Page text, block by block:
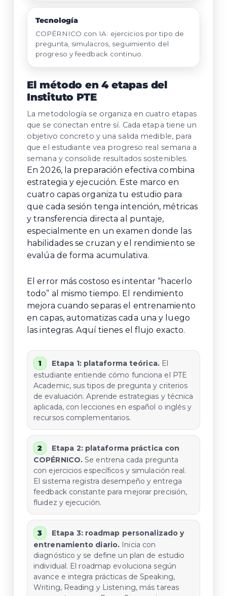
Tecnología
COPÉRNICO con IA: ejercicios por tipo de
pregunta, simulacros, seguimiento del
progreso y feedback continuo.
El método en 4 etapas del
Instituto PTE
La metodología se organiza en cuatro etapas
que se conectan entre sí. Cada etapa tiene un
objetivo concreto y una salida medible, para
que el estudiante vea progreso real semana a
semana y consolide resultados sostenibles.
En 2026, la preparación efectiva combina
estrategia y ejecución. Este marco en
cuatro capas organiza tu estudio para
que cada sesión tenga intención, métricas
y transferencia directa al puntaje,
especialmente en un examen donde las
habilidades se cruzan y el rendimiento se
evalúa de forma acumulativa.
El error más costoso es intentar “hacerlo
todo” al mismo tiempo. El rendimiento
mejora cuando separas el entrenamiento
en capas, automatizas cada una y luego
las integras. Aquí tienes el flujo exacto.
Etapa 1: plataforma teórica.El
estudiante entiende cómo funciona el PTE
Academic, sus tipos de pregunta y criterios
de evaluación. Aprende estrategias y técnica
aplicada, con lecciones en español o inglés y
recursos complementarios.
Etapa 2: plataforma práctica con
COPÉRNICO. Se entrena cada pregunta
con ejercicios específicos y simulación real.
El sistema registra desempeño y entrega
feedback constante para mejorar precisión,
fluidez y ejecución.
Etapa 3: roadmap personalizado y
entrenamiento diario. Inicia con
diagnóstico y se define un plan de estudio
individual. El roadmap evoluciona según
avance e integra prácticas de Speaking,
Writing, Reading y Listening, más tareas